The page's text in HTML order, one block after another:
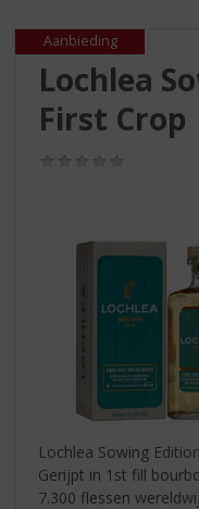
p
Aanbieding
Lochlea
First Crop
Lochlea Sowing
Gerijpt in 1st fill
7.300 flessen